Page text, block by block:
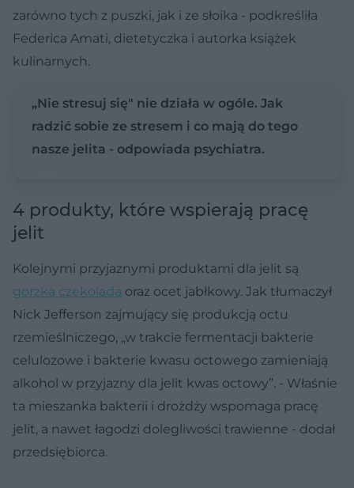
zarówno tych z puszki, jak i ze słoika - podkreśliła
Federica Amati, dietetyczka i autorka książek
kulinarnych.
„Nie stresuj się" nie działa w ogóle. Jak
radzić sobie ze stresem i co mają do tego
nasze jelita - odpowiada psychiatra.
4 produkty, które wspierają pracę
jelit
Kolejnymi przyjaznymi produktami dla jelit są
gorzka czekolada oraz ocet jabłkowy. Jak tłumaczył
Nick Jefferson zajmujący się produkcją octu
rzemieślniczego, „w trakcie fermentacji bakterie
celulozowe i bakterie kwasu octowego zamieniają
alkohol w przyjazny dla jelit kwas octowy”. - Właśnie
ta mieszanka bakterii i drożdży wspomaga pracę
jelit, a nawet łagodzi dolegliwości trawienne - dodał
przedsiębiorca.